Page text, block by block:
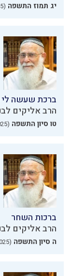
יג תמוז התשפה (09.07.2025)
ברכת שעשה לי
הרב אליקים
טו סיון התשפה (11.06.2025)
ברכות השחר
הרב אליקים
ה סיון התשפה (01.06.2025)